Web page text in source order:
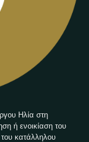
Ηλία στη
ή ενοικίαση του
κατάλληλου